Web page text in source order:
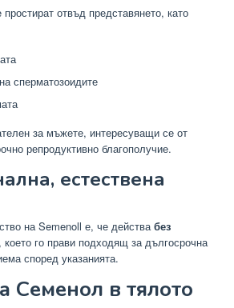
отвъд представянето, като
сперматозоидите
за мъжете, интересуващи се от
репродуктивно благополучие.
естествена
на Semenoll е, че действабез
, което го прави подходящ за дългосрочна
според указанията.
Семенол в тялото